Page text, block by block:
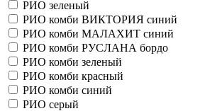
РИО зеленый
РИО комби ВИКТОРИЯ синий
РИО комби МАЛАХИТ синий
РИО комби РУСЛАНА бордо
РИО комби зеленый
РИО комби красный
РИО комби синий
РИО серый